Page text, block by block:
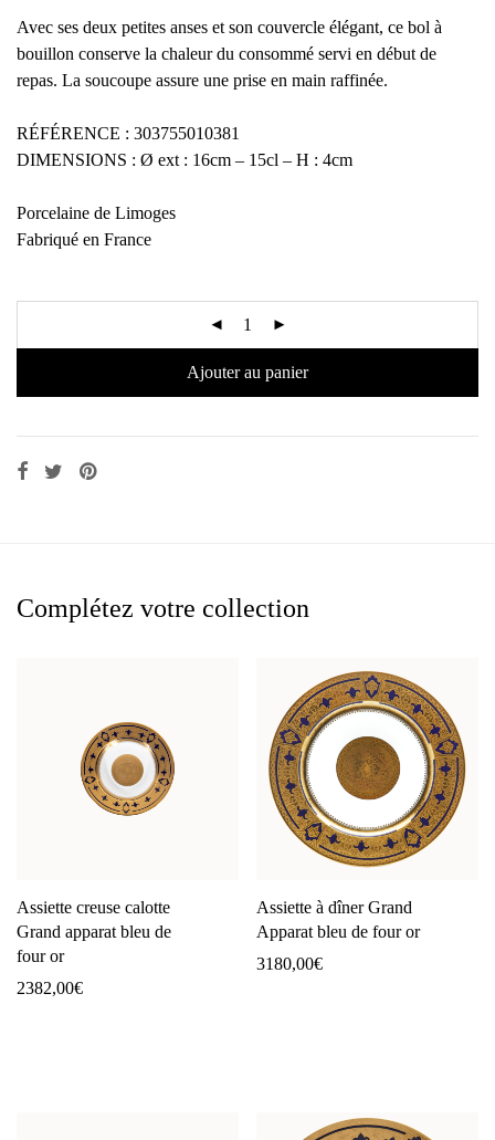
Avec ses deux petites anses et son couvercle élégant, ce bol à
bouillon conserve la chaleur du consommé servi en début de
repas. La soucoupe assure une prise en main raffinée.
RÉFÉRENCE : 303755010381
DIMENSIONS : Ø ext : 16cm – 15cl – H : 4cm
Porcelaine de Limoges
Fabriqué en France
Ajouter au panier
Complétez votre collection
Assiette creuse calotte
Grand apparat bleu de
four or
2382,00€
Assiette à dîner Grand
Apparat bleu de four or
3180,00€